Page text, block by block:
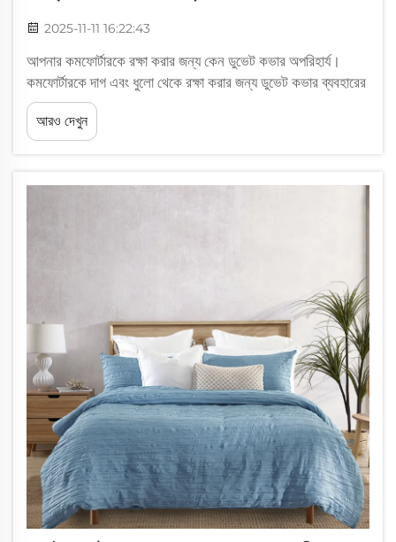
2025-11-11 16:22:43
আপনার কমফোর্টারকে রক্ষা করার জন্য কেন ডুভেট কভার অপরিহার্য।
কমফোর্টারকে দাগ এবং ধুলো থেকে রক্ষা করার জন্য ডুভেট কভার ব্যবহারের
গুরুত্ব। ডুভেট কভারগুলি ঘুমানোর সময় আমরা যে সমস্ত গোলমাল তৈরি
করি তার থেকে রক্ষা করার প্রথম সারির প্রতিরক্ষা হিসাবে কাজ করে।
তারা...
আরও দেখুন